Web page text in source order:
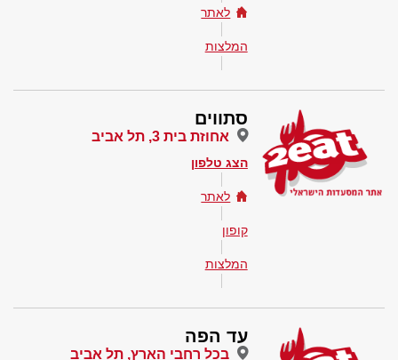
לאתר
המלצות
סתווים
אחוזת בית 3, תל אביב
הצג טלפון
לאתר
קופון
המלצות
עד הפה
בכל רחבי הארץ, תל אביב